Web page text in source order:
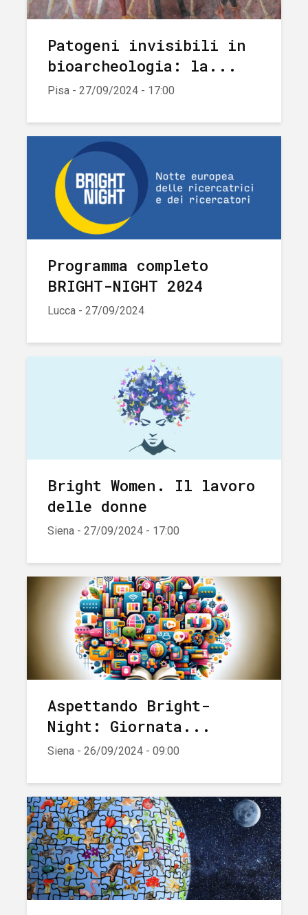
Patogeni invisibili in
bioarcheologia: la...
Pisa - 27/09/2024 - 17:00
Programma completo
BRIGHT-NIGHT 2024
Lucca - 27/09/2024
Bright Women. Il lavoro
delle donne
Siena - 27/09/2024 - 17:00
Aspettando Bright-
Night: Giornata...
Siena - 26/09/2024 - 09:00